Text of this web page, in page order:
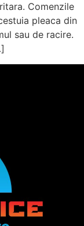
Comenzile
pleaca din
sau de racire.